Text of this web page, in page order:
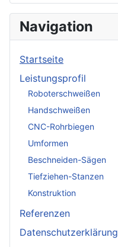
Navigation
Startseite
Leistungsprofil
Roboterschweißen
Handschweißen
CNC-Rohrbiegen
Umformen
Beschneiden-Sägen
Tiefziehen-Stanzen
Konstruktion
Referenzen
Datenschutzerklärung